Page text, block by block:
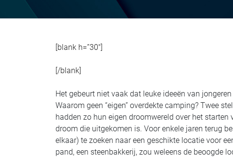
[blank h=”30″]
[/blank]
Het gebeurt niet vaak dat leuke ideeën van
Waarom geen “eigen” overdekte camping? Twee
hadden zo hun eigen droomwereld over het
droom die uitgekomen is. Voor enkele jaren terug
elkaar) te zoeken naar een geschikte locatie voor
pand, een steenbakkerij, zou weleens de beoogde